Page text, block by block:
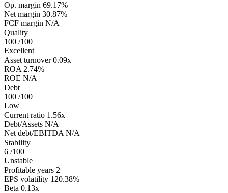
Op. margin 69.17%
Net margin 30.87%
FCF margin N/A
Quality
100 /100
Excellent
Asset turnover 0.09x
ROA 2.74%
ROE N/A
Debt
100 /100
Low
Current ratio 1.56x
Debt/Assets N/A
Net debt/EBITDA N/A
Stability
6 /100
Unstable
Profitable years 2
EPS volatility 120.38%
Beta 0.13x